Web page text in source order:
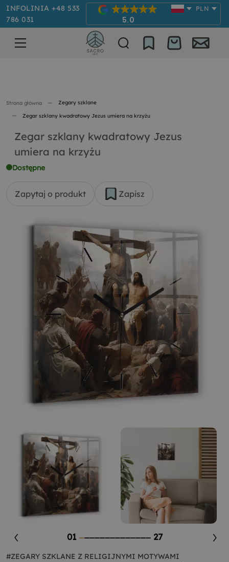
INFOLINIA +48 533
786 031
5.0
PLN
Strona główna Zegary szklane
Zegar szklany kwadratowy Jezus umiera na krzyżu
Zegar szklany kwadratowy Jezus
umiera na krzyżu
Dostępne
Zapytaj o produkt Zapisz
01 27
#ZEGARY SZKLANE Z RELIGIJNYMI MOTYWAMI